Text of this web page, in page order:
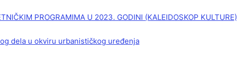
PROGRAMIMA U 2023. GODINI (KALEIDOSKOP KULTURE)
dela u okviru urbanističkog uređenja